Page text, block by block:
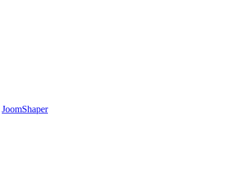
JoomShaper